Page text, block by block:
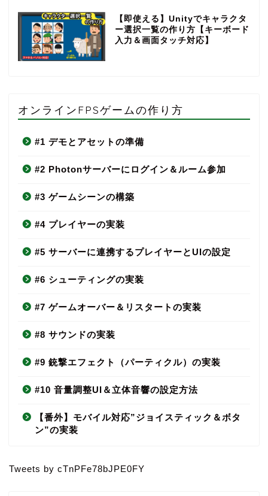
【即使える】Unityでキャラクタ
ー選択一覧の作り方【キーボード
入力＆画面タッチ対応】
オンラインFPSゲームの作り方
#1 デモとアセットの準備
#2 Photonサーバーにログイン＆ルーム参加
#3 ゲームシーンの構築
#4 プレイヤーの実装
#5 サーバーに連携するプレイヤーとUIの設定
#6 シューティングの実装
#7 ゲームオーバー＆リスタートの実装
#8 サウンドの実装
#9 銃撃エフェクト（パーティクル）の実装
#10 音量調整UI＆立体音響の設定方法
【番外】モバイル対応”ジョイスティック＆ボタ
ン”の実装
Tweets by cTnPFe78bJPE0FY